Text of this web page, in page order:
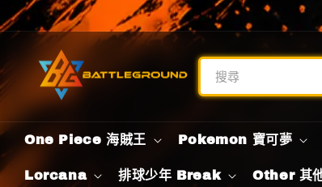
跳至內
容
歡迎來到我們的商
One Piece 海賊王 Pokemon 寶可夢
Lorcana 排球少年 Break Other 其